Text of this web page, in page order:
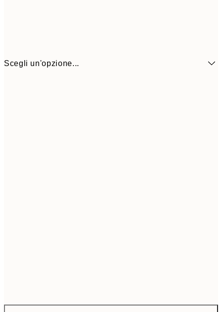
Scegli un'opzione...